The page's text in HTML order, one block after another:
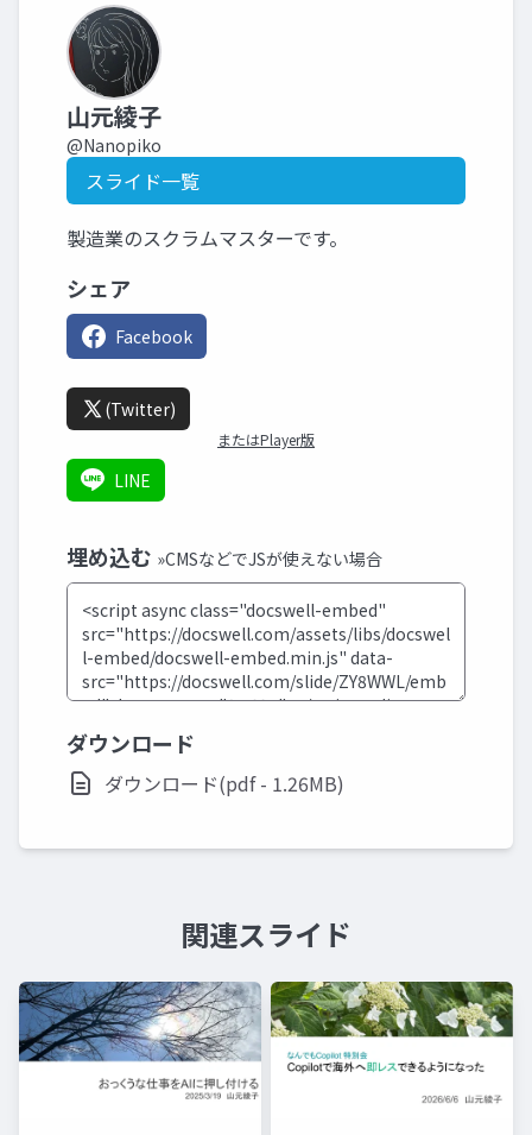
山元綾子
@Nanopiko
スライド一覧
製造業のスクラムマスターです。
シェア
Facebook
(Twitter)
またはPlayer版
LINE
埋め込む »CMSなどでJSが使えない場合
ダウンロード
ダウンロード(pdf - 1.26MB)
関連スライド